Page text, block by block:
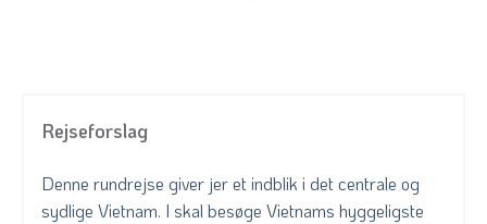
Rejseforslag
Denne rundrejse giver jer et indblik i det centrale og
sydlige Vietnam. I skal besøge Vietnams hyggeligste